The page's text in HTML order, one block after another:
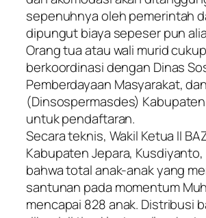
sepenuhnya oleh pemerintah
dipungut biaya sepeser pun
Orang tua atau wali murid cukup
berkoordinasi dengan Dinas
Pemberdayaan Masyarakat,
(Dinsospermasdes)
untuk pendaftaran.
​Secara teknis, Wakil Ketua II
Kabupaten Jepara,
bahwa total anak-anak yang
santunan pada momentum
mencapai 828 anak. Distribusi